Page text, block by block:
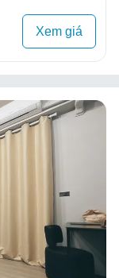
Xem giá